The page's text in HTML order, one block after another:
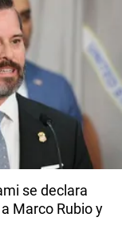
se declara
Marco Rubio y